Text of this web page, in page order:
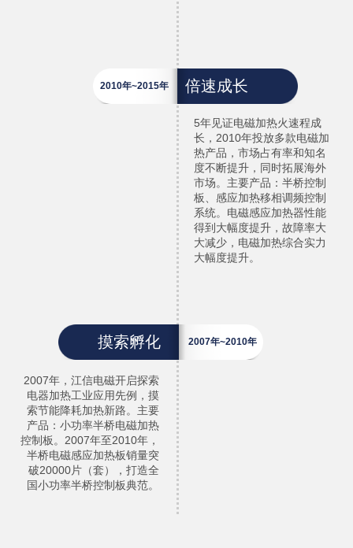
2010年~2015年 倍速成长
5年见证电磁加热火速程成
长，2010年投放多款电磁加
热产品，市场占有率和知名
度不断提升，同时拓展海外
市场。主要产品：半桥控制
板、感应加热移相调频控制
系统。电磁感应加热器性能
得到大幅度提升，故障率大
大减少，电磁加热综合实力
大幅度提升。
2007年~2010年
摸索孵化
2007年，江信电磁开启探索
电器加热工业应用先例，摸
索节能降耗加热新路。主要
产品：小功率半桥电磁加热
控制板。2007年至2010年，
半桥电磁感应加热板销量突
破20000片（套），打造全
国小功率半桥控制板典范。